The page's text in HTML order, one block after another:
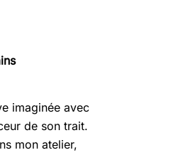
imaginée avec
de son trait.
mon atelier,